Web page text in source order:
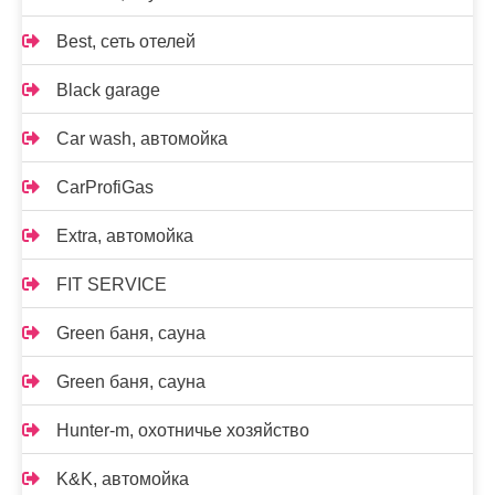
Best, сеть отелей
Black garage
Car wash, автомойка
CarProfiGas
Extra, автомойка
FIT SERVICE
Green баня, сауна
Green баня, сауна
Hunter-m, охотничье хозяйство
K&K, автомойка